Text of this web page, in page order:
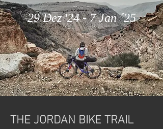
29 Dez '24 - 7 Jan ´25
THE JORDAN BIKE TRAIL